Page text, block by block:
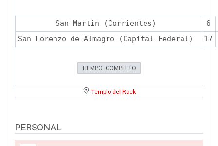
San Martin (Corrientes)
6
San Lorenzo de Almagro (Capital Federal)
17
TIEMPO COMPLETO
Templo del Rock
PERSONAL